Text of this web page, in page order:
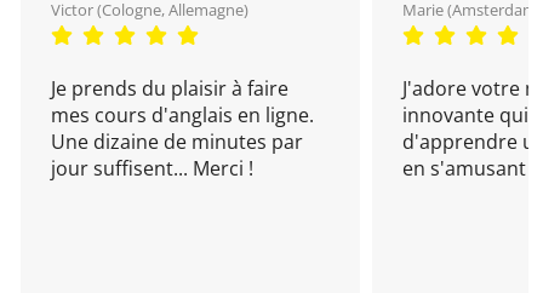
Victor (Cologne, Allemagne)
Je prends du plaisir à faire
mes cours d'anglais en ligne.
Une dizaine de minutes par
jour suffisent... Merci !
Marie (Amsterdam,
J'adore votre
innovante qui
d'apprendre
en s'amusant !